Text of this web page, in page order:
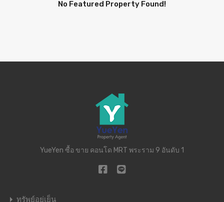
No Featured Property Found!
YueYen ซื้อ ขาย คอนโด MRT พระราม 9 อันดับ 1
ทรัพย์อยู่เย็น